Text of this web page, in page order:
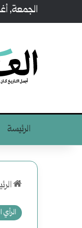
الجمعة,
الرئيسة
الرأي